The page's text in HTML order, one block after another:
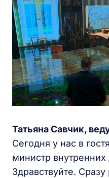
Татьяна Савчик,
Сегодня у нас в
министр
Здравствуйте.